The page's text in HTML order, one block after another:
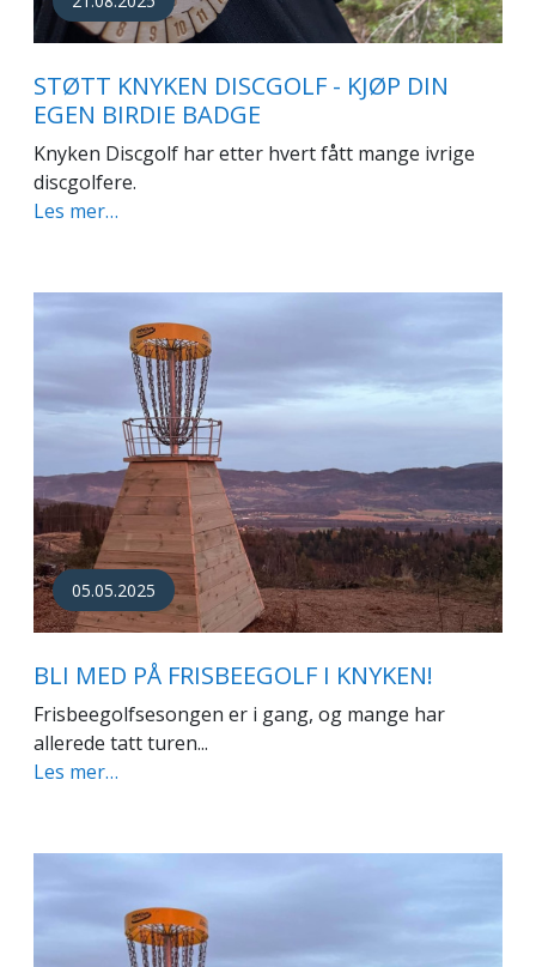
STØTT KNYKEN DISCGOLF - KJØP DIN
EGEN BIRDIE BADGE
Knyken Discgolf har etter hvert fått mange ivrige
discgolfere.
Les mer…
05.05.2025
BLI MED PÅ FRISBEEGOLF I KNYKEN!
Frisbeegolfsesongen er i gang, og mange har
allerede tatt turen...
Les mer…